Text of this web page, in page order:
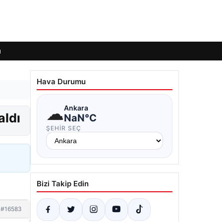
#16583
Hava Durumu
☁Ankara
NaN°C
ŞEHIR SEÇ
Bizi Takip Edin